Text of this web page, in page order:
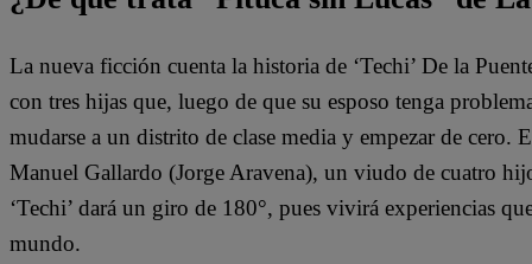
La nueva ficción cuenta la historia de ‘Techi’ De la
con tres hijas que, luego de que su esposo tenga
mudarse a un distrito de clase media y empezar de cero.
Manuel Gallardo (Jorge Aravena), un viudo de cuatro
‘Techi’ dará un giro de 180°, pues vivirá experiencias
mundo.